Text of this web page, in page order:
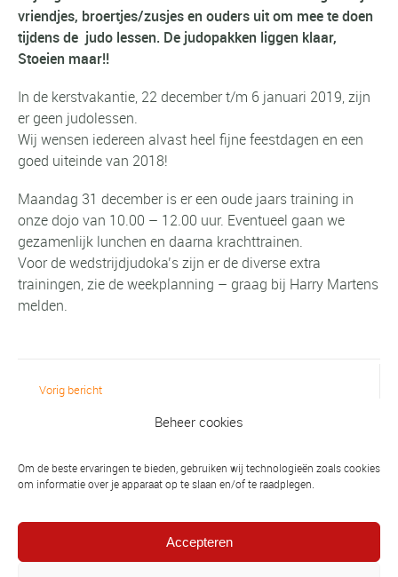
Beheer cookies
Om de beste ervaringen te bieden, gebruiken wij technologieën zoals cookies
om informatie over je apparaat op te slaan en/of te raadplegen.
Accepteren
vriendjes, broertjes/zusjes en ouders uit om mee te doen
tijdens de judo lessen. De judopakken liggen klaar,
Stoeien maar!!
In de kerstvakantie, 22 december t/m 6 januari 2019, zijn
er geen judolessen.
Wij wensen iedereen alvast heel fijne feestdagen en een
goed uiteinde van 2018!
Maandag 31 december is er een oude jaars training in
onze dojo van 10.00 – 12.00 uur. Eventueel gaan we
gezamenlijk lunchen en daarna krachttrainen.
Voor de wedstrijdjudoka’s zijn er de diverse extra
trainingen, zie de weekplanning – graag bij Harry Martens
melden.
Vorig bericht
weekend, 100pnt, Hoogeveen, Enschede..
Maandag 7 januari a.s. starten de lessen,
schrijf je in voor ABK toernooi, 26 januari